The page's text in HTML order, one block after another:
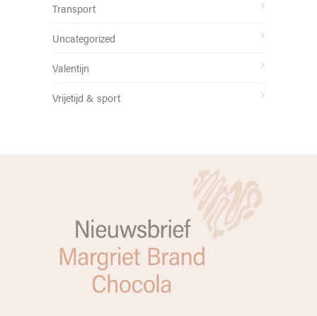
Transport
Uncategorized
Valentijn
Vrijetijd & sport